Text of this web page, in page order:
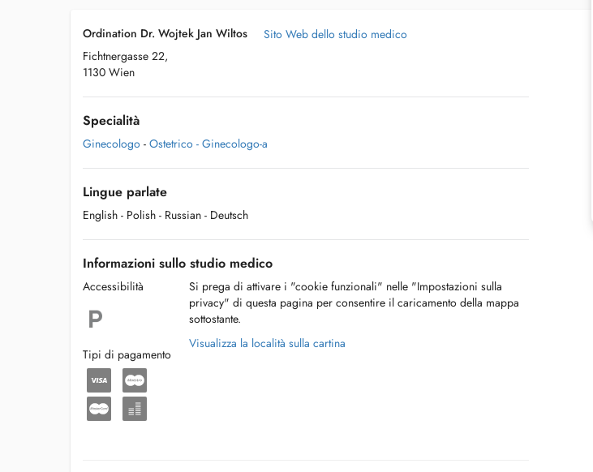
Ordination Dr. Wojtek Jan Wiltos
Fichtnergasse 22,
1130 Wien
Sito Web dello studio medico
Specialità
Ginecologo - Ostetrico - Ginecologo-a
Lingue parlate
English - Polish - Russian - Deutsch
Informazioni sullo studio medico
Accessibilità
Tipi di pagamento
Si prega di attivare i "cookie funzionali" nelle "Impostazioni sulla
privacy" di questa pagina per consentire il caricamento della mappa
sottostante.
Visualizza la località sulla cartina